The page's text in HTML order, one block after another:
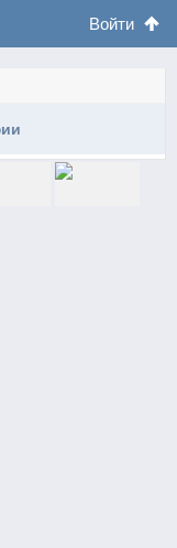
Войти